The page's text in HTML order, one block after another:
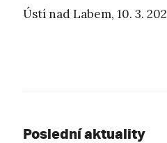
Ústí nad Labem, 10. 3.
Poslední aktuality